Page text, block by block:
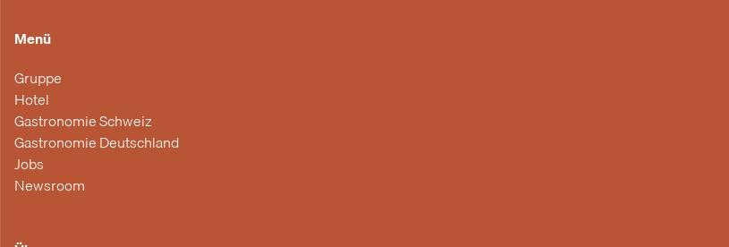
Menü
Gruppe
Hotel
Gastronomie Schweiz
Gastronomie Deutschland
Jobs
Newsroom